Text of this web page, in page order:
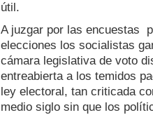
útil.
A juzgar por las encuestas
elecciones los socialistas
cámara legislativa de voto
entreabierta a los temidos
ley electoral, tan criticada
medio siglo sin que los